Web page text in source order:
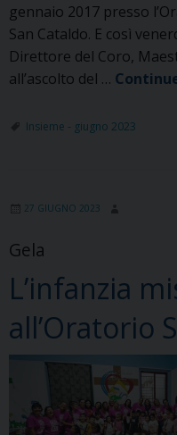
gennaio 2017 presso
San Cataldo. E così
Direttore del Coro,
all’ascolto del …
Insieme - giugno 2023
27 GIUGNO 2023
Gela
L’infanzia
all’Oratorio